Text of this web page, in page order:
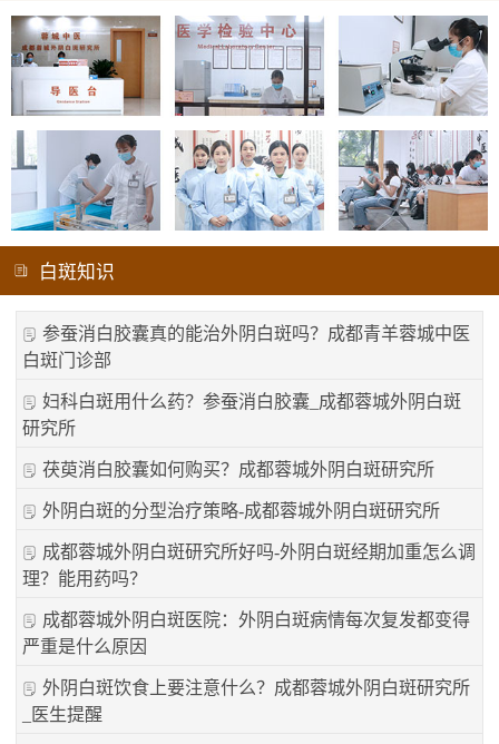
白斑知识
参蚕消白胶囊真的能治外阴白斑吗？成都青羊蓉城中医
白斑门诊部
妇科白斑用什么药？参蚕消白胶囊_成都蓉城外阴白斑
研究所
茯萸消白胶囊如何购买？成都蓉城外阴白斑研究所
外阴白斑的分型治疗策略-成都蓉城外阴白斑研究所
成都蓉城外阴白斑研究所好吗-外阴白斑经期加重怎么调
理？能用药吗？
成都蓉城外阴白斑医院：外阴白斑病情每次复发都变得
严重是什么原因
外阴白斑饮食上要注意什么？成都蓉城外阴白斑研究所
_医生提醒